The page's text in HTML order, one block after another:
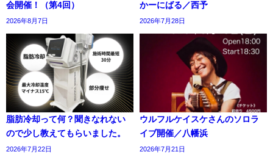
会開催！（第4回）
2026年8月7日
かーにばる／西予
2026年7月28日
脂肪冷却って何？聞きなれない
ので少し教えてもらいました。
2026年7月22日
ウルフルケイスケさんのソロラ
イブ開催／八幡浜
2026年7月21日